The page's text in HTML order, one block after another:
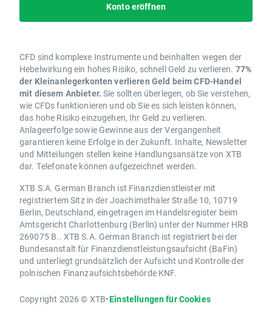
Konto eröffnen
CFD sind komplexe Instrumente und beinhalten wegen der
Hebelwirkung ein hohes Risiko, schnell Geld zu verlieren. 77%
der Kleinanlegerkonten verlieren Geld beim CFD-Handel
mit diesem Anbieter. Sie sollten überlegen, ob Sie verstehen,
wie CFDs funktionieren und ob Sie es sich leisten können,
das hohe Risiko einzugehen, Ihr Geld zu verlieren.
Anlageerfolge sowie Gewinne aus der Vergangenheit
garantieren keine Erfolge in der Zukunft. Inhalte, Newsletter
und Mitteilungen stellen keine Handlungsansätze von XTB
dar. Telefonate können aufgezeichnet werden.
XTB S.A. German Branch ist Finanzdienstleister mit
registriertem Sitz in der Joachimsthaler Straße 10, 10719
Berlin, Deutschland, eingetragen im Handelsregister beim
Amtsgericht Charlottenburg (Berlin) unter der Nummer HRB
269075 B.. XTB S.A. German Branch ist registriert bei der
Bundesanstalt für Finanzdienstleistungsaufsicht (BaFin)
und unterliegt grundsätzlich der Aufsicht und Kontrolle der
polnischen Finanzaufsichtsbehörde KNF.
Copyright 2026 © XTB•Einstellungen für Cookies